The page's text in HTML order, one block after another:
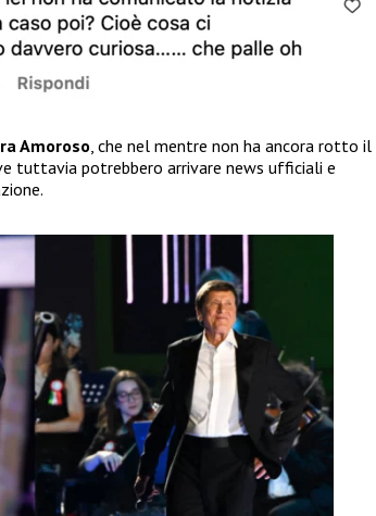
Amoroso, che nel mentre non ha ancora rotto il
tuttavia potrebbero arrivare news ufficiali e